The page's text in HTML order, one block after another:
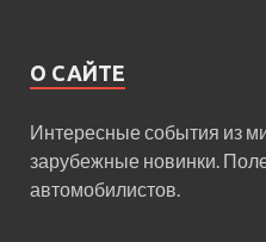
О САЙТЕ
Интересные события из
зарубежные новинки.
автомобилистов.